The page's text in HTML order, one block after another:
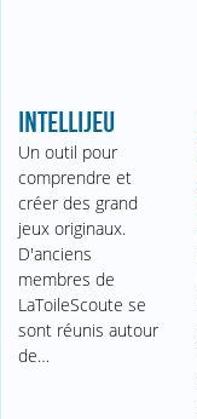
INTELLIJEU
Un outil pour
comprendre et
créer des grand
jeux originaux.
D'anciens
membres de
LaToileScoute se
sont réunis autour
de…